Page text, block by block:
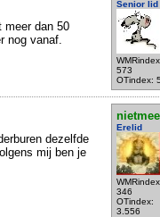
Senior lid
573
OTindex:
meer dan 50
nog vanaf.
Erelid
346
OTindex:
3.556
dezelfde
mij ben je